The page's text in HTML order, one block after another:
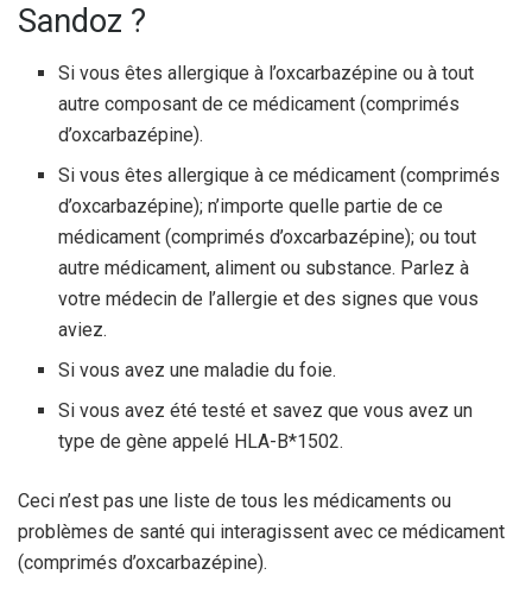
Sandoz ?
Si vous êtes allergique à l’oxcarbazépine ou à tout
autre composant de ce médicament (comprimés
d’oxcarbazépine).
Si vous êtes allergique à ce médicament (comprimés
d’oxcarbazépine); n’importe quelle partie de ce
médicament (comprimés d’oxcarbazépine); ou tout
autre médicament, aliment ou substance. Parlez à
votre médecin de l’allergie et des signes que vous
aviez.
Si vous avez une maladie du foie.
Si vous avez été testé et savez que vous avez un
type de gène appelé HLA-B*1502.
Ceci n’est pas une liste de tous les médicaments ou
problèmes de santé qui interagissent avec ce médicament
(comprimés d’oxcarbazépine).